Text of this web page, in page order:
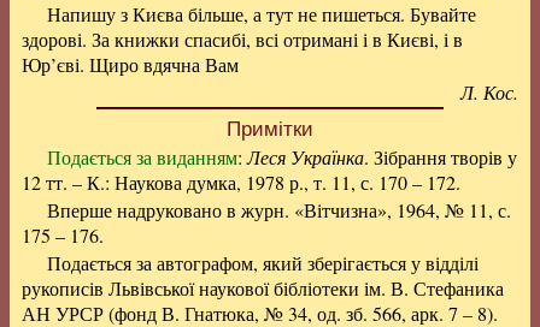
Напишу з Києва більше, а тут не пишеться. Бувайте
здорові. За книжки спасибі, всі отримані і в Києві, і в
Юр’єві. Щиро вдячна Вам
Л. Кос.
Примітки
Подається за виданням:Леся Українка. Зібрання творів у
12 тт. – К.: Наукова думка, 1978 р., т. 11, с. 170 – 172.
Вперше надруковано в журн. «Вітчизна», 1964, № 11, с.
175 – 176.
Подається за автографом, який зберігається у відділі
рукописів Львівської наукової бібліотеки ім. В. Стефаника
АН УРСР (фонд В. Гнатюка, № 34, од. зб. 566, арк. 7 – 8).